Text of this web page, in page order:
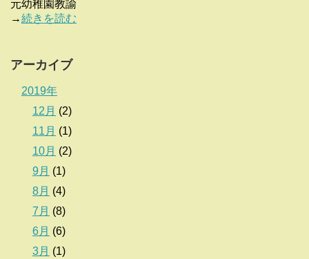
元幼稚園教諭
→続きを読む
アーカイブ
2019年
12月 (2)
11月 (1)
10月 (2)
9月 (1)
8月 (4)
7月 (8)
6月 (6)
3月 (1)